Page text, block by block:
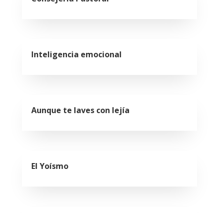
Inteligencia emocional
Aunque te laves con lejía
El Yoísmo